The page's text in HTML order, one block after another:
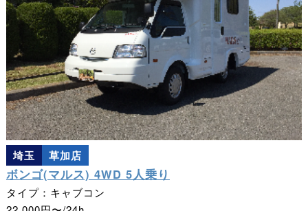
埼玉 草加店
ボンゴ(マルス) 4WD 5人乗り
タイプ：キャブコン